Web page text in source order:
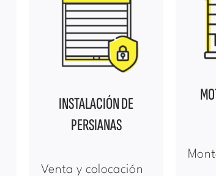
INSTALACIÓN DE
PERSIANAS
Venta y colocación